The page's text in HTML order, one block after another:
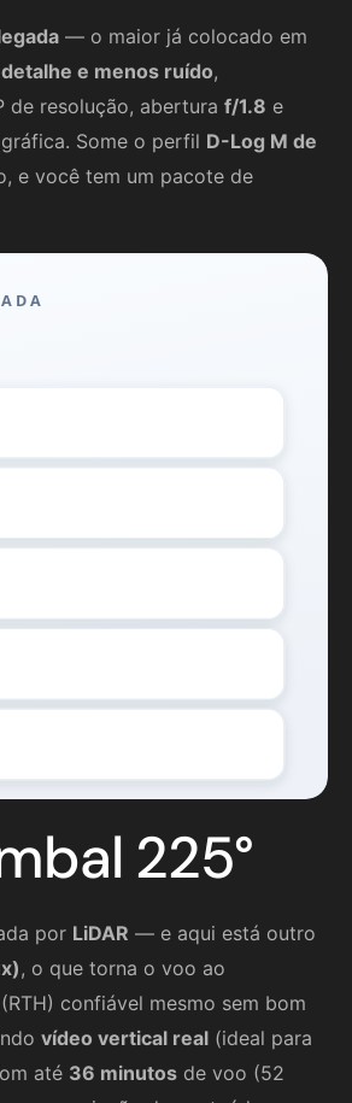
— o maior já colocado em
e menos ruído,
de resolução, abertura f/1.8 e
Some o perfil D-Log M de
e você tem um pacote de
225°
por LiDAR — e aqui está outro
, o que torna o voo ao
confiável mesmo sem bom
vídeo vertical real (ideal para
até 36 minutos de voo (52